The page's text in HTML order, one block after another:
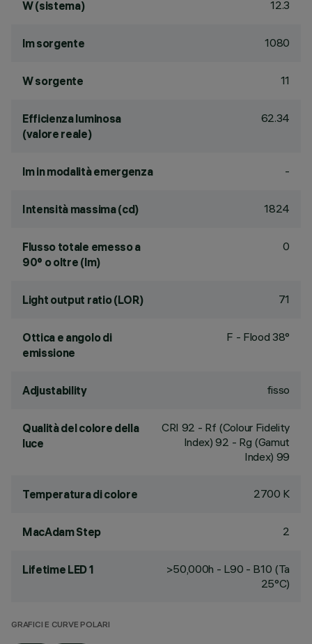
W (sistema) 12.3
lm sorgente 1080
W sorgente 11
Efficienza luminosa
(valore reale)
62.34
lm in modalità emergenza -
Intensità massima (cd) 1824
Flusso totale emesso a
90° o oltre (lm)
0
Light output ratio (LOR) 71
Ottica e angolo di
emissione
F - Flood 38°
Adjustability fisso
Qualità del colore della
luce
CRI 92 - Rf (Colour Fidelity
Index) 92 - Rg (Gamut
Index) 99
Temperatura di colore 2700 K
MacAdam Step 2
Lifetime LED 1
>50,000h - L90 - B10 (Ta
25°C)
GRAFICI E CURVE POLARI